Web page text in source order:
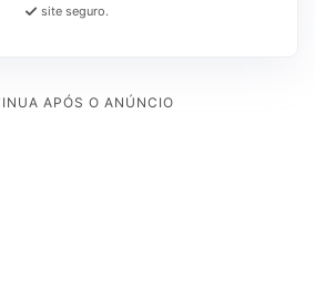
site seguro.